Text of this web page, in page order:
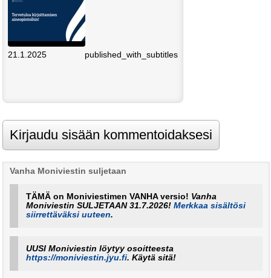
published_with_subtitles
21.1.2025
Vanha Moniviestin suljetaan
TÄMÄ on Moniviestimen VANHA versio! Vanha
Moniviestin SULJETAAN 31.7.2026!Merkkaa sisältösi
siirrettäväksi uuteen.
UUSI Moniviestin löytyy osoitteesta
https://moniviestin.jyu.fi. Käytä sitä!